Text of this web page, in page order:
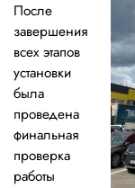
После
завершения
всех этапов
установки
была
проведена
финальная
проверка
работы